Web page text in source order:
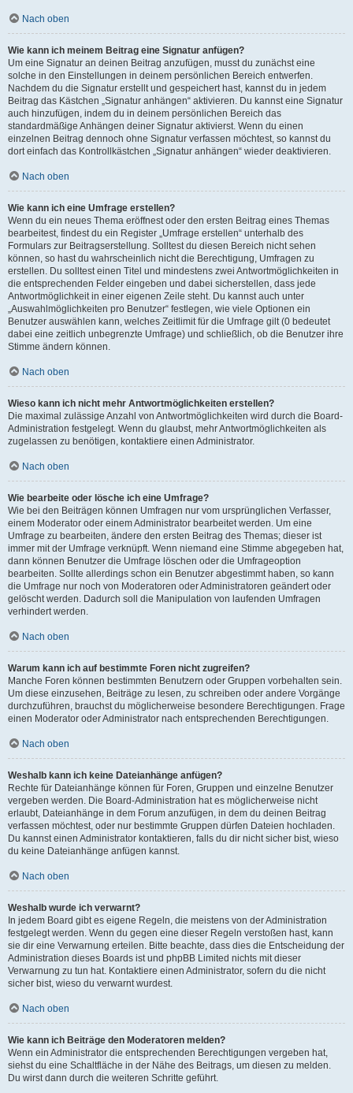
Nach oben
Wie kann ich meinem Beitrag eine Signatur anfügen?
Um eine Signatur an deinen Beitrag anzufügen, musst du zunächst eine
solche in den Einstellungen in deinem persönlichen Bereich entwerfen.
Nachdem du die Signatur erstellt und gespeichert hast, kannst du in jedem
Beitrag das Kästchen „Signatur anhängen“ aktivieren. Du kannst eine Signatur
auch hinzufügen, indem du in deinem persönlichen Bereich das
standardmäßige Anhängen deiner Signatur aktivierst. Wenn du einen
einzelnen Beitrag dennoch ohne Signatur verfassen möchtest, so kannst du
dort einfach das Kontrollkästchen „Signatur anhängen“ wieder deaktivieren.
Nach oben
Wie kann ich eine Umfrage erstellen?
Wenn du ein neues Thema eröffnest oder den ersten Beitrag eines Themas
bearbeitest, findest du ein Register „Umfrage erstellen“ unterhalb des
Formulars zur Beitragserstellung. Solltest du diesen Bereich nicht sehen
können, so hast du wahrscheinlich nicht die Berechtigung, Umfragen zu
erstellen. Du solltest einen Titel und mindestens zwei Antwortmöglichkeiten in
die entsprechenden Felder eingeben und dabei sicherstellen, dass jede
Antwortmöglichkeit in einer eigenen Zeile steht. Du kannst auch unter
„Auswahlmöglichkeiten pro Benutzer“ festlegen, wie viele Optionen ein
Benutzer auswählen kann, welches Zeitlimit für die Umfrage gilt (0 bedeutet
dabei eine zeitlich unbegrenzte Umfrage) und schließlich, ob die Benutzer ihre
Stimme ändern können.
Nach oben
Wieso kann ich nicht mehr Antwortmöglichkeiten erstellen?
Die maximal zulässige Anzahl von Antwortmöglichkeiten wird durch die Board-
Administration festgelegt. Wenn du glaubst, mehr Antwortmöglichkeiten als
zugelassen zu benötigen, kontaktiere einen Administrator.
Nach oben
Wie bearbeite oder lösche ich eine Umfrage?
Wie bei den Beiträgen können Umfragen nur vom ursprünglichen Verfasser,
einem Moderator oder einem Administrator bearbeitet werden. Um eine
Umfrage zu bearbeiten, ändere den ersten Beitrag des Themas; dieser ist
immer mit der Umfrage verknüpft. Wenn niemand eine Stimme abgegeben hat,
dann können Benutzer die Umfrage löschen oder die Umfrageoption
bearbeiten. Sollte allerdings schon ein Benutzer abgestimmt haben, so kann
die Umfrage nur noch von Moderatoren oder Administratoren geändert oder
gelöscht werden. Dadurch soll die Manipulation von laufenden Umfragen
verhindert werden.
Nach oben
Warum kann ich auf bestimmte Foren nicht zugreifen?
Manche Foren können bestimmten Benutzern oder Gruppen vorbehalten sein.
Um diese einzusehen, Beiträge zu lesen, zu schreiben oder andere Vorgänge
durchzuführen, brauchst du möglicherweise besondere Berechtigungen. Frage
einen Moderator oder Administrator nach entsprechenden Berechtigungen.
Nach oben
Weshalb kann ich keine Dateianhänge anfügen?
Rechte für Dateianhänge können für Foren, Gruppen und einzelne Benutzer
vergeben werden. Die Board-Administration hat es möglicherweise nicht
erlaubt, Dateianhänge in dem Forum anzufügen, in dem du deinen Beitrag
verfassen möchtest, oder nur bestimmte Gruppen dürfen Dateien hochladen.
Du kannst einen Administrator kontaktieren, falls du dir nicht sicher bist, wieso
du keine Dateianhänge anfügen kannst.
Nach oben
Weshalb wurde ich verwarnt?
In jedem Board gibt es eigene Regeln, die meistens von der Administration
festgelegt werden. Wenn du gegen eine dieser Regeln verstoßen hast, kann
sie dir eine Verwarnung erteilen. Bitte beachte, dass dies die Entscheidung der
Administration dieses Boards ist und phpBB Limited nichts mit dieser
Verwarnung zu tun hat. Kontaktiere einen Administrator, sofern du die nicht
sicher bist, wieso du verwarnt wurdest.
Nach oben
Wie kann ich Beiträge den Moderatoren melden?
Wenn ein Administrator die entsprechenden Berechtigungen vergeben hat,
siehst du eine Schaltfläche in der Nähe des Beitrags, um diesen zu melden.
Du wirst dann durch die weiteren Schritte geführt.